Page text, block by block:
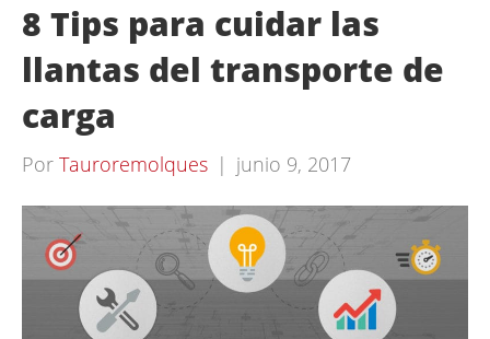
8 Tips para cuidar las
llantas del transporte de
carga
Por Tauroremolques | junio 9, 2017